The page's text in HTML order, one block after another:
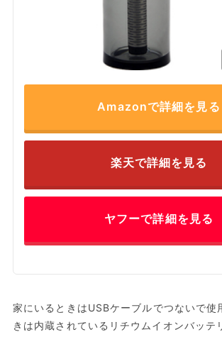
Amazonで詳細を見る
楽天で詳細を見る
ヤフーで詳細を見る
家にいるときはUSBケーブルでつないで使
きは内蔵されているリチウムイオンバッテ